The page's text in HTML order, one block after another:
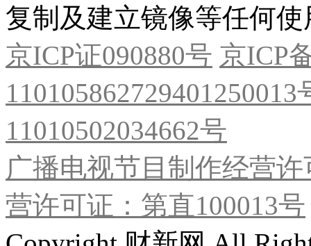
复制及建立镜像等任何使
京ICP证090880号 京ICP
11010502034662号
广播电视节目制作经营
营许可证：第直100013号